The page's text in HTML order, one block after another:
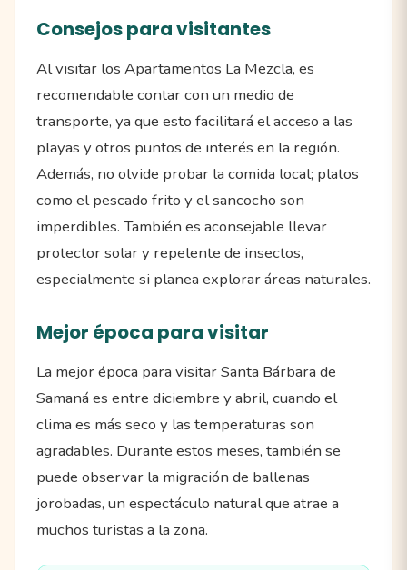
Consejos para visitantes
Al visitar los Apartamentos La Mezcla, es
recomendable contar con un medio de
transporte, ya que esto facilitará el acceso a las
playas y otros puntos de interés en la región.
Además, no olvide probar la comida local; platos
como el pescado frito y el sancocho son
imperdibles. También es aconsejable llevar
protector solar y repelente de insectos,
especialmente si planea explorar áreas naturales.
Mejor época para visitar
La mejor época para visitar Santa Bárbara de
Samaná es entre diciembre y abril, cuando el
clima es más seco y las temperaturas son
agradables. Durante estos meses, también se
puede observar la migración de ballenas
jorobadas, un espectáculo natural que atrae a
muchos turistas a la zona.